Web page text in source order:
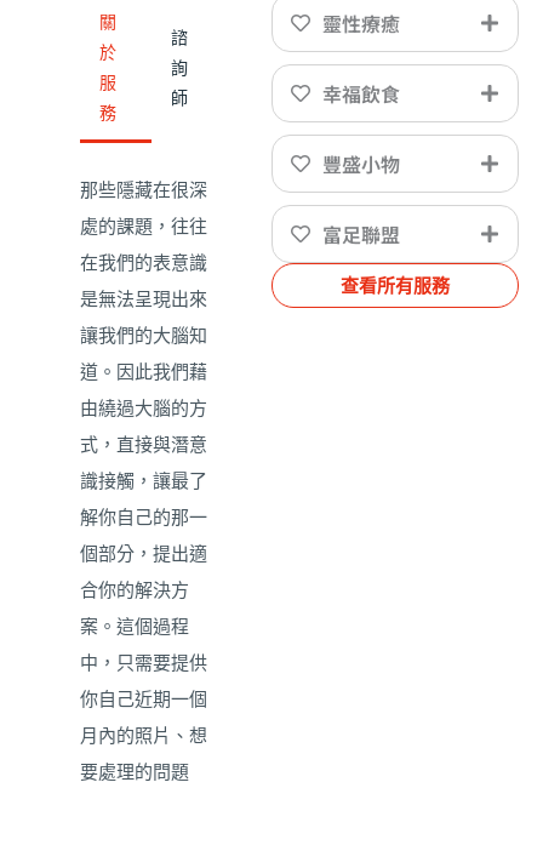
關
於
服
務
諮
詢
師
那些隱藏在很深
處的課題，往往
在我們的表意識
是無法呈現出來
讓我們的大腦知
道。因此我們藉
由繞過大腦的方
式，直接與潛意
識接觸，讓最了
解你自己的那一
個部分，提出適
合你的解決方
案。這個過程
中，只需要提供
你自己近期一個
月內的照片、想
要處理的問題
靈性療癒
幸福飲食
豐盛小物
富足聯盟
查看所有服務